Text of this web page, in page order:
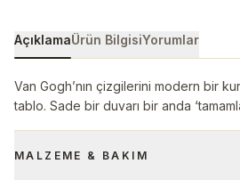
AçıklamaÜrün BilgisiYorumlar
Van Gogh’nın çizgilerini modern bir
tablo. Sade bir duvarı bir anda
MALZEME & BAKIM